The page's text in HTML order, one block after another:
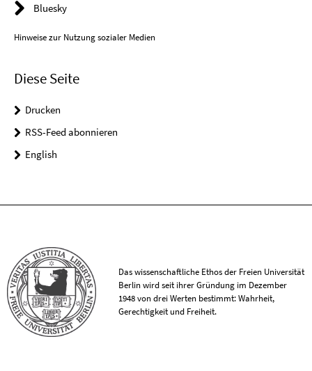
Bluesky
Hinweise zur Nutzung sozialer Medien
Diese Seite
Drucken
RSS-Feed abonnieren
English
Das wissenschaftliche Ethos der Freien Universität
Berlin wird seit ihrer Gründung im Dezember
1948 von drei Werten bestimmt: Wahrheit,
Gerechtigkeit und Freiheit.